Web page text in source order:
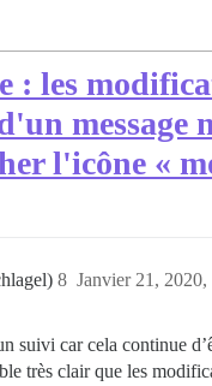
: les
message
l'icône «
Janvier 21, 2020,
8
suivi car cela continue
très clair que les